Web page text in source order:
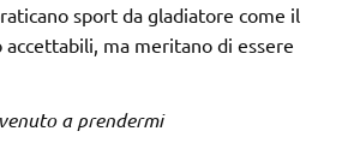
sport da gladiatore come il
accettabili, ma meritano di essere
a prendermi